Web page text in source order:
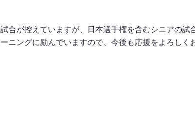
合が控えていますが、日本選手権を含むシニアの試
ニングに励んでいますので、今後も応援をよろしく